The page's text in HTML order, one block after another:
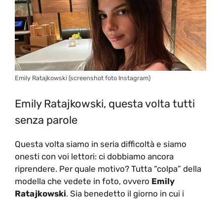
Emily Ratajkowski (screenshot foto Instagram)
Emily Ratajkowski, questa volta tutti
senza parole
Questa volta siamo in seria difficoltà e siamo
onesti con voi lettori: ci dobbiamo ancora
riprendere. Per quale motivo? Tutta “colpa” della
modella che vedete in foto, ovvero Emily
Ratajkowski. Sia benedetto il giorno in cui i